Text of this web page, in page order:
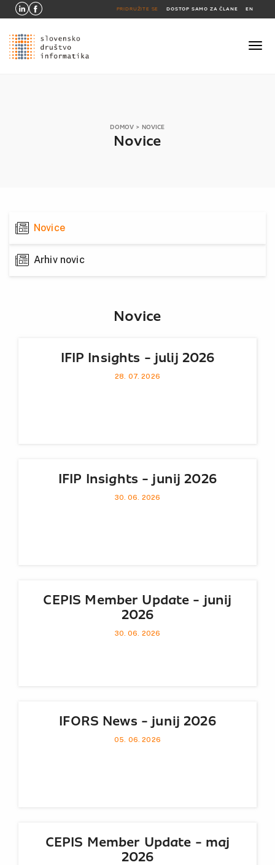
PRIDRUŽITE SE DOSTOP SAMO ZA ČLANE EN
DOMOV > NOVICE
Novice
Novice
Arhiv novic
Novice
IFIP Insights - julij 2026
28. 07. 2026
IFIP Insights - junij 2026
30. 06. 2026
CEPIS Member Update - junij
2026
30. 06. 2026
IFORS News - junij 2026
05. 06. 2026
CEPIS Member Update - maj
2026